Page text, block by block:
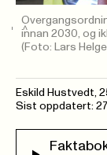
innan 2030, og
(Foto: Lars
Eskild Hustvedt
Sist oppdatert: